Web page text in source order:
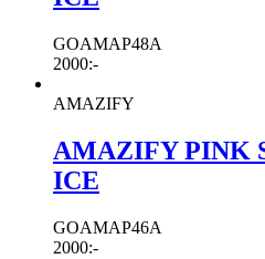
GOAMAP48A
2000:-
AMAZIFY
AMAZIFY PINK
ICE
GOAMAP46A
2000:-